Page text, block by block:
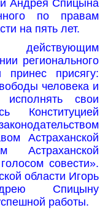
Андрея Спицына
по правам
на пять лет.
регионального
присягу:
человека и
исполнять свои
Конституцией
Астраханской
Астраханской
совести».
области Игорь
Спицыну
работы.